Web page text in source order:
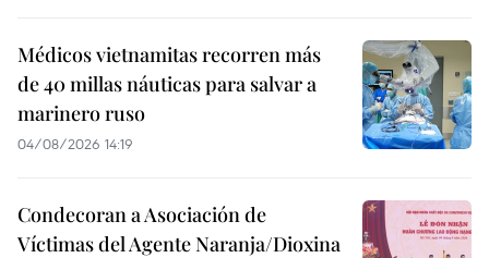
Médicos vietnamitas recorren más
de 40 millas náuticas para salvar a
marinero ruso
04/08/2026 14:19
Condecoran a Asociación de
Víctimas del Agente Naranja/Dioxina